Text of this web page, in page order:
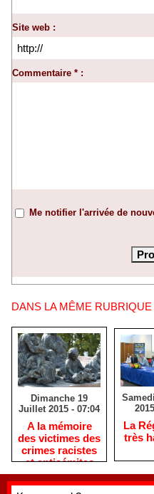
Site web :
Commentaire * :
Me notifier l'arrivée de
DANS LA MÊME RUBRIQUE
Dimanche 19
Juillet 2015 - 07:04
A la mémoire
des victimes des
crimes racistes
et antisémites
La
très